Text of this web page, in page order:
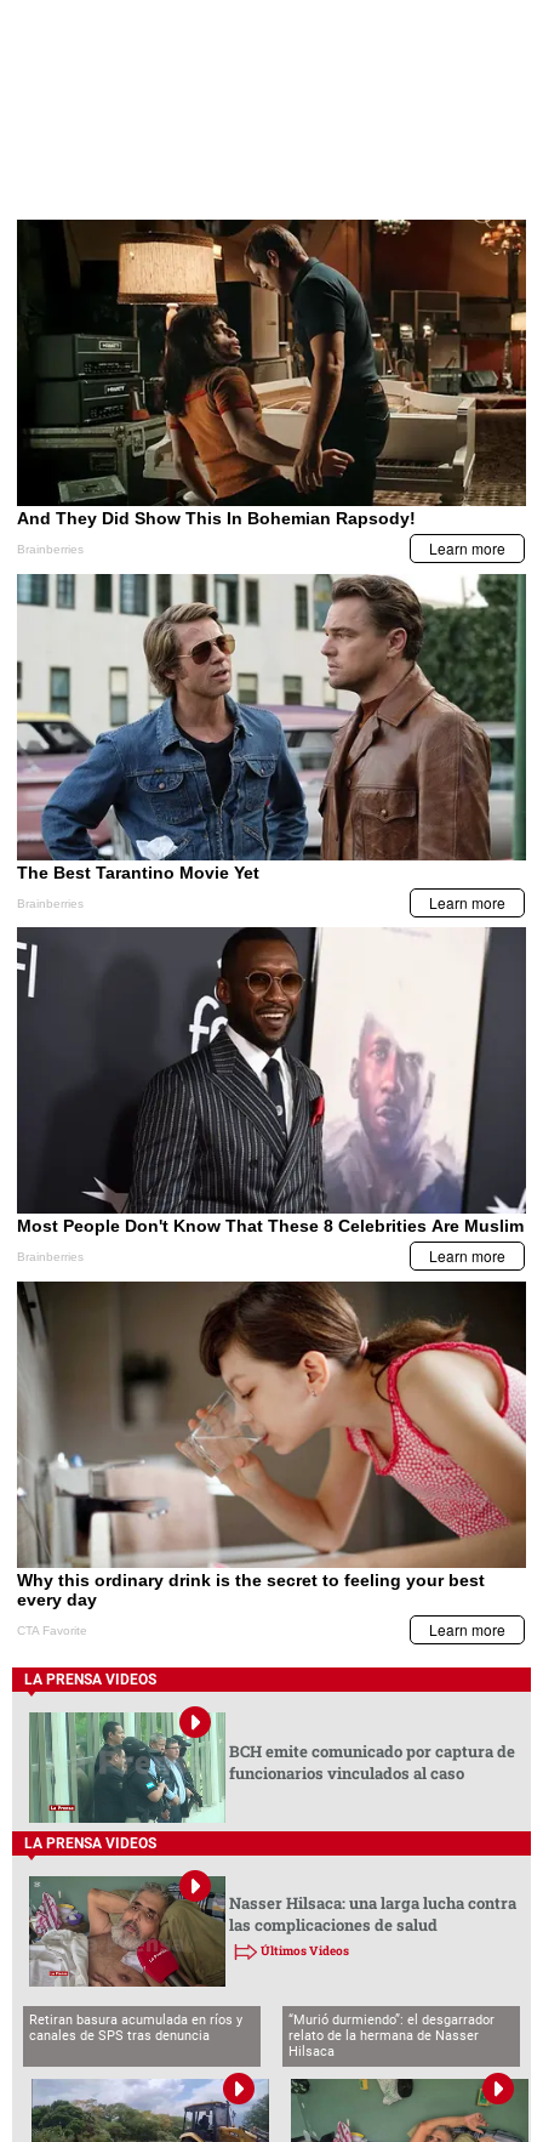
LA PRENSA VIDEOS
BCH emite comunicado por captura de
funcionarios vinculados al caso
LA PRENSA VIDEOS
Nasser Hilsaca: una larga lucha contra
las complicaciones de salud
Últimos Videos
Retiran basura acumulada en ríos y
canales de SPS tras denuncia
“Murió durmiendo”: el desgarrador
relato de la hermana de Nasser
Hilsaca